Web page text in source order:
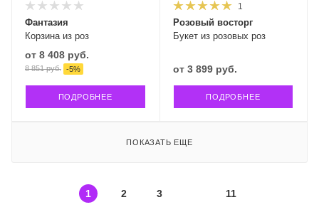
Корзина из роз
Фантазия
от 8 408 руб.
8 851 руб. -5%
ПОДРОБНЕЕ
1
Букет из розовых роз
Розовый восторг
от 3 899 руб.
ПОДРОБНЕЕ
ПОКАЗАТЬ ЕЩЕ
1 2 3 11